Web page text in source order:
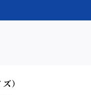
）